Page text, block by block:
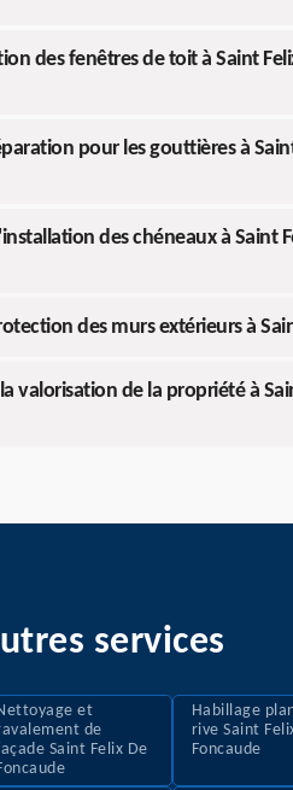
des fenêtres de toit à Saint
pour les gouttières à
des chéneaux à Saint
des murs extérieurs à
valorisation de la propriété à
services
et
de
Saint Felix De
Habillage
rive Saint
Foncaude